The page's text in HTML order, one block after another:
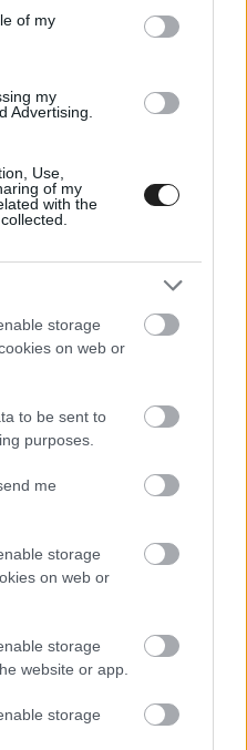
of my
my
Advertising.
Use,
of my
with the
storage
on web or
to be sent to
purposes.
me
storage
on web or
storage
website or app.
storage
képességre,
is használsz?
Valami fizikai